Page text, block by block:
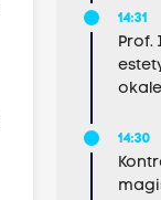
14:31
Prof.
14:30